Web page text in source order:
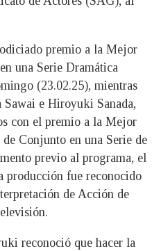
premio a la Mejor
una Serie Dramática
(23.02.25), mientras
Sawai e Hiroyuki Sanada,
con el premio a la Mejor
Conjunto en una Serie de
previo al programa, el
producción fue reconocido
de Acción de
reconoció que hacer la